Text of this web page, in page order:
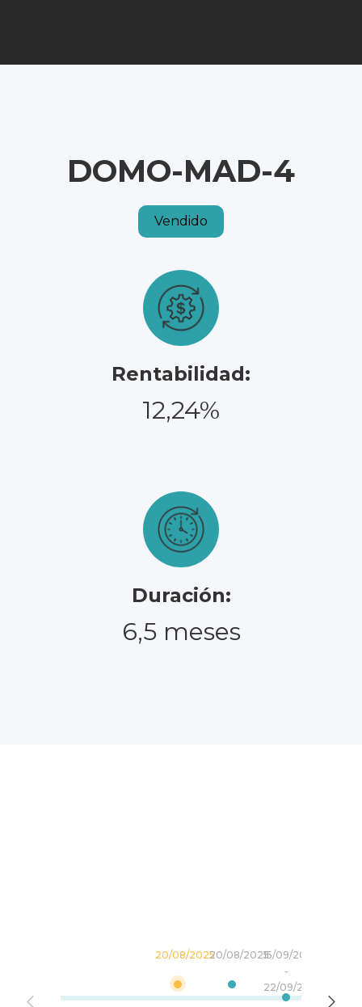
DOMO-MAD-4
Vendido
Rentabilidad:
12,24%
Duración:
6,5 meses
20/08/202520/08/202515/09/2025
-
22/09/2025